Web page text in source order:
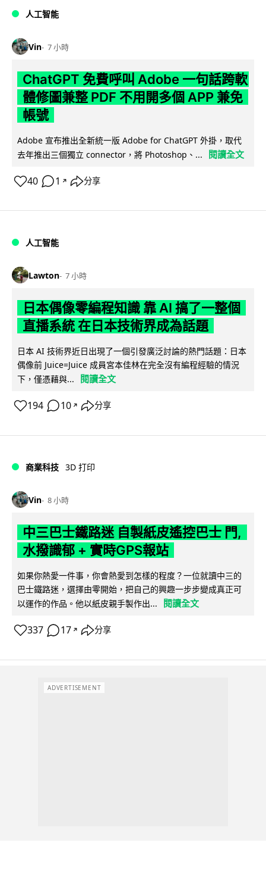
人工智能
Vin 7 小時
ChatGPT 免費呼叫 Adobe 一句話跨軟
體修圖兼整 PDF 不用開多個 APP 兼免
帳號
Adobe 宣布推出全新統一版 Adobe for ChatGPT 外掛，取代
去年推出三個獨立 connector，將 Photoshop、...
閱讀全文
40 1 ↗ 分享
人工智能
Lawton 7 小時
日本偶像零編程知識 靠 AI 搞了一整個
直播系統 在日本技術界成為話題
日本 AI 技術界近日出現了一個引發廣泛討論的熱門話題：日本
偶像前 Juice=Juice 成員宮本佳林在完全沒有編程經驗的情況
下，僅憑藉與...
閱讀全文
194 10 ↗ 分享
商業科技 3D 打印
Vin 8 小時
中三巴士鐵路迷 自製紙皮遙控巴士 門,
水撥識郁 + 實時GPS報站
如果你熱愛一件事，你會熱愛到怎樣的程度？一位就讀中三的
巴士鐵路迷，選擇由零開始，把自己的興趣一步步變成真正可
以運作的作品。他以紙皮親手製作出...
閱讀全文
337 17 ↗ 分享
ADVERTISEMENT